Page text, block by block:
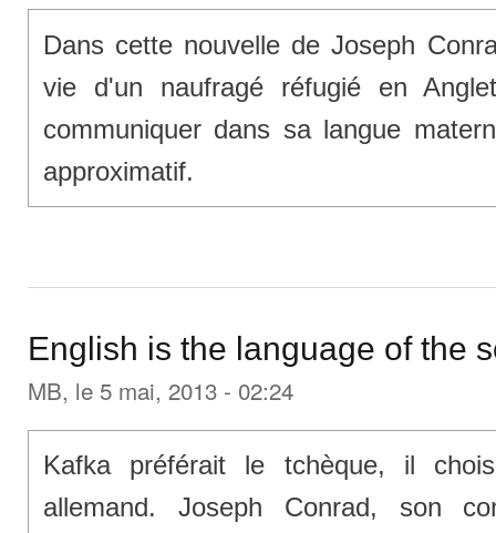
Dans cette nouvelle de Joseph
vie d'un naufragé réfugié en
communiquer dans sa langue
approximatif.
English is the language of the
MB, le 5 mai, 2013 - 02:24
Kafka préférait le tchèque, il
allemand. Joseph Conrad, son